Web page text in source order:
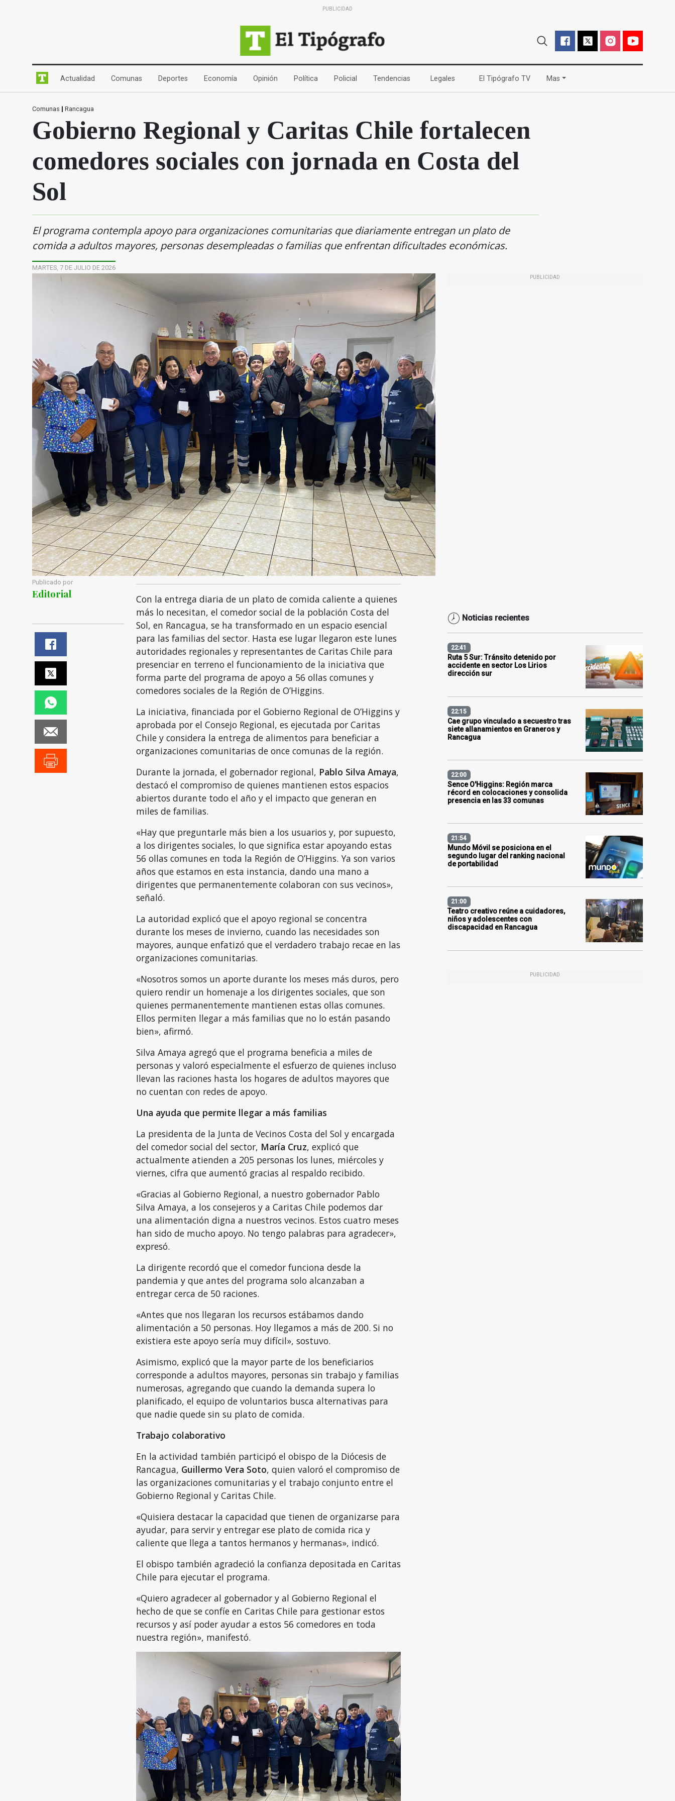
PUBLICIDAD
Actualidad (current)Comunas (current)Deportes (current)Economía (current)Opinión (current)Política (current)Policial (current)Tendencias (current)Legales (current)El Tipógrafo TV(current)
Mas
Comunas | Rancagua
Gobierno Regional y Caritas Chile fortalecen
comedores sociales con jornada en Costa del
Sol
El programa contempla apoyo para organizaciones comunitarias que diariamente entregan un plato de
comida a adultos mayores, personas desempleadas o familias que enfrentan dificultades económicas.
MARTES, 7 DE JULIO DE 2026
PUBLICIDAD
Publicado por
Editorial
Con la entrega diaria de un plato de comida caliente a quienes
más lo necesitan, el comedor social de la población Costa del
Sol, en Rancagua, se ha transformado en un espacio esencial
para las familias del sector. Hasta ese lugar llegaron este lunes
autoridades regionales y representantes de Caritas Chile para
presenciar en terreno el funcionamiento de la iniciativa que
forma parte del programa de apoyo a 56 ollas comunes y
comedores sociales de la Región de O’Higgins.
La iniciativa, financiada por el Gobierno Regional de O’Higgins y
aprobada por el Consejo Regional, es ejecutada por Caritas
Chile y considera la entrega de alimentos para beneficiar a
organizaciones comunitarias de once comunas de la región.
Durante la jornada, el gobernador regional, Pablo Silva Amaya,
destacó el compromiso de quienes mantienen estos espacios
abiertos durante todo el año y el impacto que generan en
miles de familias.
«Hay que preguntarle más bien a los usuarios y, por supuesto,
a los dirigentes sociales, lo que significa estar apoyando estas
56 ollas comunes en toda la Región de O’Higgins. Ya son varios
años que estamos en esta instancia, dando una mano a
dirigentes que permanentemente colaboran con sus vecinos»,
señaló.
La autoridad explicó que el apoyo regional se concentra
durante los meses de invierno, cuando las necesidades son
mayores, aunque enfatizó que el verdadero trabajo recae en las
organizaciones comunitarias.
«Nosotros somos un aporte durante los meses más duros, pero
quiero rendir un homenaje a los dirigentes sociales, que son
quienes permanentemente mantienen estas ollas comunes.
Ellos permiten llegar a más familias que no lo están pasando
bien», afirmó.
Silva Amaya agregó que el programa beneficia a miles de
personas y valoró especialmente el esfuerzo de quienes incluso
llevan las raciones hasta los hogares de adultos mayores que
no cuentan con redes de apoyo.
Una ayuda que permite llegar a más familias
La presidenta de la Junta de Vecinos Costa del Sol y encargada
del comedor social del sector, María Cruz, explicó que
actualmente atienden a 205 personas los lunes, miércoles y
viernes, cifra que aumentó gracias al respaldo recibido.
«Gracias al Gobierno Regional, a nuestro gobernador Pablo
Silva Amaya, a los consejeros y a Caritas Chile podemos dar
una alimentación digna a nuestros vecinos. Estos cuatro meses
han sido de mucho apoyo. No tengo palabras para agradecer»,
expresó.
La dirigente recordó que el comedor funciona desde la
pandemia y que antes del programa solo alcanzaban a
entregar cerca de 50 raciones.
«Antes que nos llegaran los recursos estábamos dando
alimentación a 50 personas. Hoy llegamos a más de 200. Si no
existiera este apoyo sería muy difícil», sostuvo.
Asimismo, explicó que la mayor parte de los beneficiarios
corresponde a adultos mayores, personas sin trabajo y familias
numerosas, agregando que cuando la demanda supera lo
planificado, el equipo de voluntarios busca alternativas para
que nadie quede sin su plato de comida.
Trabajo colaborativo
En la actividad también participó el obispo de la Diócesis de
Rancagua, Guillermo Vera Soto, quien valoró el compromiso de
las organizaciones comunitarias y el trabajo conjunto entre el
Gobierno Regional y Caritas Chile.
«Quisiera destacar la capacidad que tienen de organizarse para
ayudar, para servir y entregar ese plato de comida rica y
caliente que llega a tantos hermanos y hermanas», indicó.
El obispo también agradeció la confianza depositada en Caritas
Chile para ejecutar el programa.
«Quiero agradecer al gobernador y al Gobierno Regional el
hecho de que se confíe en Caritas Chile para gestionar estos
recursos y así poder ayudar a estos 56 comedores en toda
nuestra región», manifestó.
Noticias recientes
22:41
Ruta 5 Sur: Tránsito detenido por
accidente en sector Los Lirios
dirección sur
22:15
Cae grupo vinculado a secuestro tras
siete allanamientos en Graneros y
Rancagua
22:00
Sence O'Higgins: Región marca
récord en colocaciones y consolida
presencia en las 33 comunas
21:54
Mundo Móvil se posiciona en el
segundo lugar del ranking nacional
de portabilidad
21:00
Teatro creativo reúne a cuidadores,
niños y adolescentes con
discapacidad en Rancagua
PUBLICIDAD